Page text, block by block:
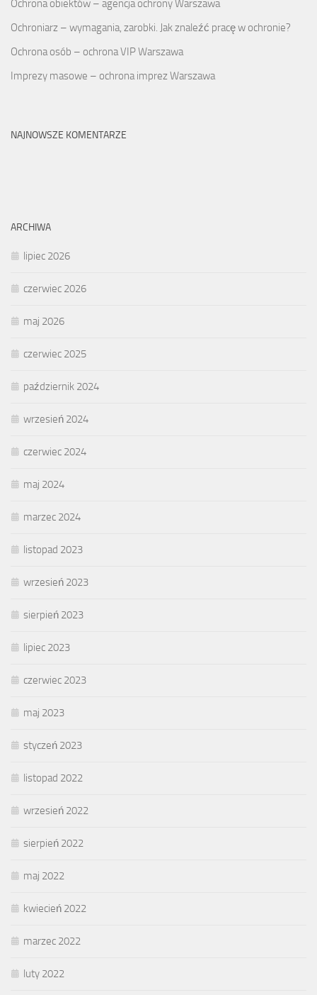
Ochrona obiektów – agencja ochrony Warszawa
Ochroniarz – wymagania, zarobki. Jak znaleźć pracę w ochronie?
Ochrona osób – ochrona VIP Warszawa
Imprezy masowe – ochrona imprez Warszawa
NAJNOWSZE KOMENTARZE
ARCHIWA
lipiec 2026
czerwiec 2026
maj 2026
czerwiec 2025
październik 2024
wrzesień 2024
czerwiec 2024
maj 2024
marzec 2024
listopad 2023
wrzesień 2023
sierpień 2023
lipiec 2023
czerwiec 2023
maj 2023
styczeń 2023
listopad 2022
wrzesień 2022
sierpień 2022
maj 2022
kwiecień 2022
marzec 2022
luty 2022